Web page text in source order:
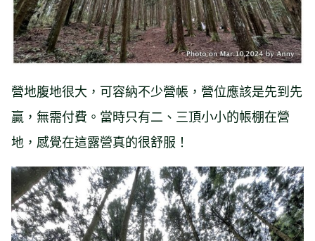
營地腹地很大，可容納不少營帳，營位應該是先到先
贏，無需付費。當時只有二、三頂小小的帳棚在營
地，感覺在這露營真的很舒服！